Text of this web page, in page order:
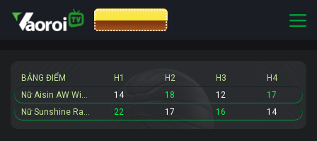
CƯỢC 8XBET
BẢNG ĐIỂM H1 H2 H3
H4
Nữ Aisin AW Wings
14 18 12
17
Nữ Sunshine Rabbits
22 17 16 14